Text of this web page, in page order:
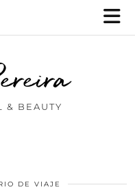
& BEAUTY
DE VIAJE